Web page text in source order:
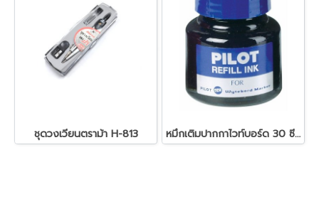
ชุดวงเวียนตราม้า H-813 หมึกเติมปากกาไวท์บอร์ด 30 ซีซี. สีน้ำเงิน ไพล็อต